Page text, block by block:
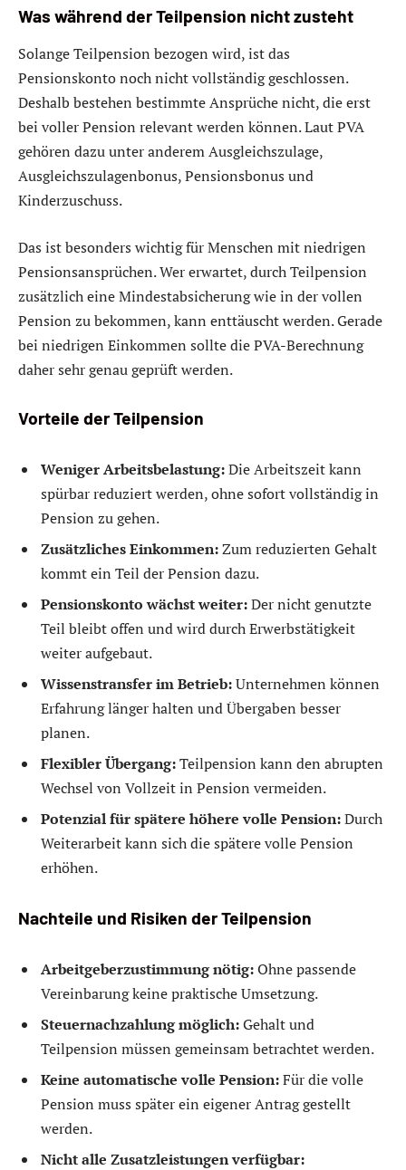
Was während der Teilpension nicht zusteht
Solange Teilpension bezogen wird, ist das
Pensionskonto noch nicht vollständig geschlossen.
Deshalb bestehen bestimmte Ansprüche nicht, die erst
bei voller Pension relevant werden können. Laut PVA
gehören dazu unter anderem Ausgleichszulage,
Ausgleichszulagenbonus, Pensionsbonus und
Kinderzuschuss.
Das ist besonders wichtig für Menschen mit niedrigen
Pensionsansprüchen. Wer erwartet, durch Teilpension
zusätzlich eine Mindestabsicherung wie in der vollen
Pension zu bekommen, kann enttäuscht werden. Gerade
bei niedrigen Einkommen sollte die PVA-Berechnung
daher sehr genau geprüft werden.
Vorteile der Teilpension
Weniger Arbeitsbelastung:Die Arbeitszeit kann
spürbar reduziert werden, ohne sofort vollständig in
Pension zu gehen.
Zusätzliches Einkommen:Zum reduzierten Gehalt
kommt ein Teil der Pension dazu.
Pensionskonto wächst weiter:Der nicht genutzte
Teil bleibt offen und wird durch Erwerbstätigkeit
weiter aufgebaut.
Wissenstransfer im Betrieb:Unternehmen können
Erfahrung länger halten und Übergaben besser
planen.
Flexibler Übergang:Teilpension kann den abrupten
Wechsel von Vollzeit in Pension vermeiden.
Potenzial für spätere höhere volle Pension:Durch
Weiterarbeit kann sich die spätere volle Pension
erhöhen.
Nachteile und Risiken der Teilpension
Arbeitgeberzustimmung nötig:Ohne passende
Vereinbarung keine praktische Umsetzung.
Steuernachzahlung möglich:Gehalt und
Teilpension müssen gemeinsam betrachtet werden.
Keine automatische volle Pension:Für die volle
Pension muss später ein eigener Antrag gestellt
werden.
Nicht alle Zusatzleistungen verfügbar: